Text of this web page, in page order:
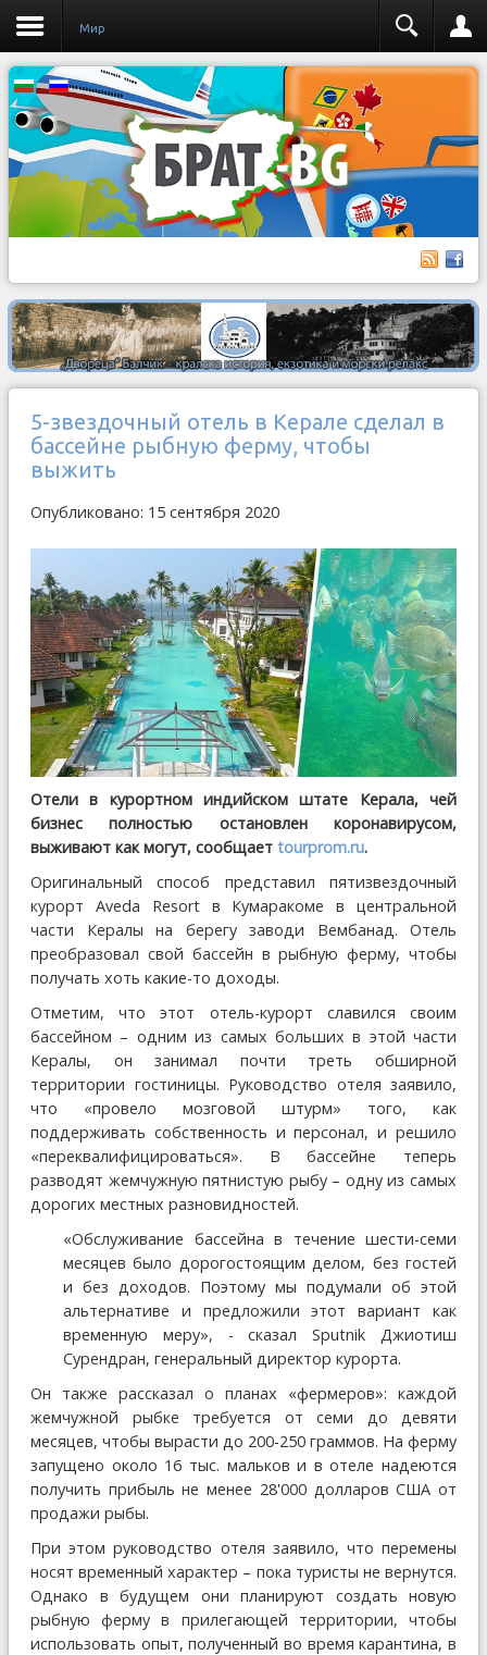
Мир
5-звездочный отель в Керале сделал в
бассейне рыбную ферму, чтобы
выжить
Опубликовано: 15 сентября 2020
Отели в курортном индийском штате Керала, чей
бизнес полностью остановлен коронавирусом,
выживают как могут, сообщает tourprom.ru.
Оригинальный способ представил пятизвездочный
курорт Aveda Resort в Кумаракоме в центральной
части Кералы на берегу заводи Вембанад. Отель
преобразовал свой бассейн в рыбную ферму, чтобы
получать хоть какие-то доходы.
Отметим, что этот отель-курорт славился своим
бассейном – одним из самых больших в этой части
Кералы, он занимал почти треть обширной
территории гостиницы. Руководство отеля заявило,
что «провело мозговой штурм» того, как
поддерживать собственность и персонал, и решило
«переквалифицироваться». В бассейне теперь
разводят жемчужную пятнистую рыбу – одну из самых
дорогих местных разновидностей.
«Обслуживание бассейна в течение шести-семи
месяцев было дорогостоящим делом, без гостей
и без доходов. Поэтому мы подумали об этой
альтернативе и предложили этот вариант как
временную меру», - сказал Sputnik Джиотиш
Сурендран, генеральный директор курорта.
Он также рассказал о планах «фермеров»: каждой
жемчужной рыбке требуется от семи до девяти
месяцев, чтобы вырасти до 200-250 граммов. На ферму
запущено около 16 тыс. мальков и в отеле надеются
получить прибыль не менее 28'000 долларов США от
продажи рыбы.
При этом руководство отеля заявило, что перемены
носят временный характер – пока туристы не вернутся.
Однако в будущем они планируют создать новую
рыбную ферму в прилегающей территории, чтобы
использовать опыт, полученный во время карантина, в